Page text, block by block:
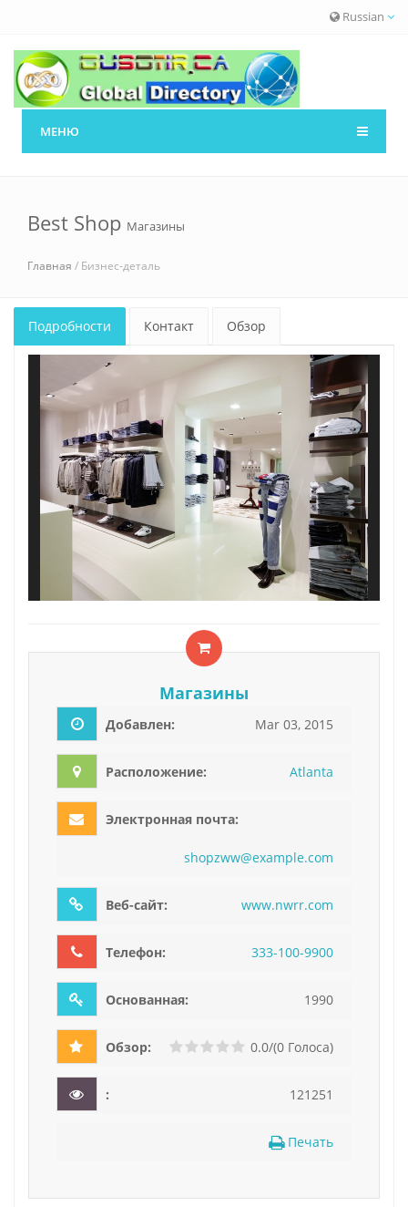
Russian
МЕНЮ
Best Shop Магазины
Главная / Бизнес-деталь
Подробности Контакт Обзор
Магазины
Добавлен: Mar 03, 2015
Расположение: Atlanta
Электронная почта:
shopzww@example.com
Веб-сайт: www.nwrr.com
Телефон: 333-100-9900
Основанная: 1990
Обзор: 0.0/(0 Голоса)
: 121251
Печать